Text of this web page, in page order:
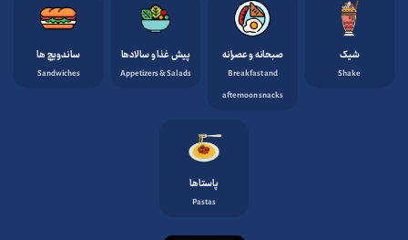
شیک
Shake
صبحانه و عصرانه
Breakfast and
afternoon snacks
پیش غذا و سالادها
Appetizers & Salads
ساندویچ ها
Sandwiches
پاستاها
Pastas